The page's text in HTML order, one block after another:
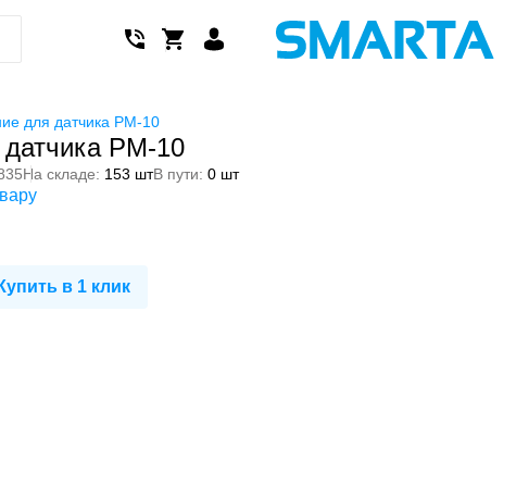
для датчика PM-10
PM-10
На складе: 153 штВ пути: 0 шт
Купить в 1 клик